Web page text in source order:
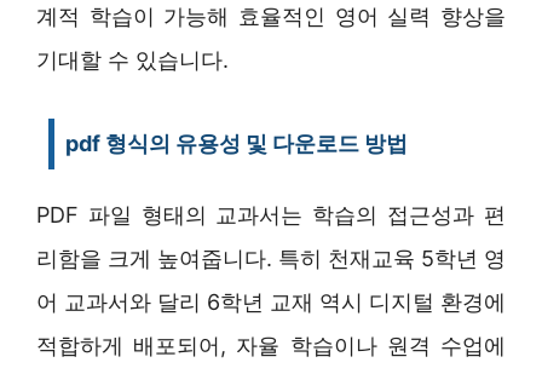
계적 학습이 가능해 효율적인 영어 실력 향상을
기대할 수 있습니다.
pdf 형식의 유용성 및 다운로드 방법
PDF 파일 형태의 교과서는 학습의 접근성과 편
리함을 크게 높여줍니다. 특히 천재교육 5학년 영
어 교과서와 달리 6학년 교재 역시 디지털 환경에
적합하게 배포되어, 자율 학습이나 원격 수업에